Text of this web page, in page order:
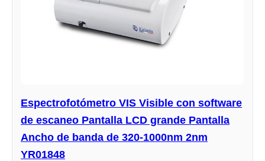
Espectrofotómetro VIS Visible con software
de escaneo Pantalla LCD grande Pantalla
Ancho de banda de 320-1000nm 2nm
YR01848